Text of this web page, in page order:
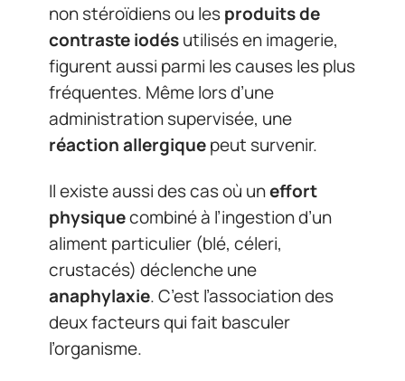
non stéroïdiens ou lesproduits de
contraste iodésutilisés en imagerie,
figurent aussi parmi les causes les plus
fréquentes. Même lors d’une
administration supervisée, une
réaction allergiquepeut survenir.
Il existe aussi des cas où uneffort
physiquecombiné à l’ingestion d’un
aliment particulier (blé, céleri,
crustacés) déclenche une
anaphylaxie. C’est l’association des
deux facteurs qui fait basculer
l’organisme.